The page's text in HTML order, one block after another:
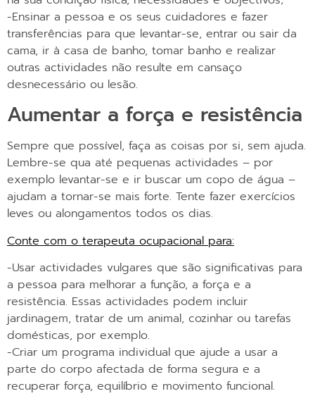
-Ensinar a pessoa e os seus cuidadores e fazer
transferências para que levantar-se, entrar ou sair da
cama, ir à casa de banho, tomar banho e realizar
outras actividades não resulte em cansaço
desnecessário ou lesão.
Aumentar a força e resistência
Sempre que possível, faça as coisas por si, sem ajuda.
Lembre-se qua até pequenas actividades – por
exemplo levantar-se e ir buscar um copo de água –
ajudam a tornar-se mais forte. Tente fazer exercícios
leves ou alongamentos todos os dias.
Conte com o terapeuta ocupacional para:
-Usar actividades vulgares que são significativas para
a pessoa para melhorar a função, a força e a
resistência. Essas actividades podem incluir
jardinagem, tratar de um animal, cozinhar ou tarefas
domésticas, por exemplo.
-Criar um programa individual que ajude a usar a
parte do corpo afectada de forma segura e a
recuperar força, equilíbrio e movimento funcional.